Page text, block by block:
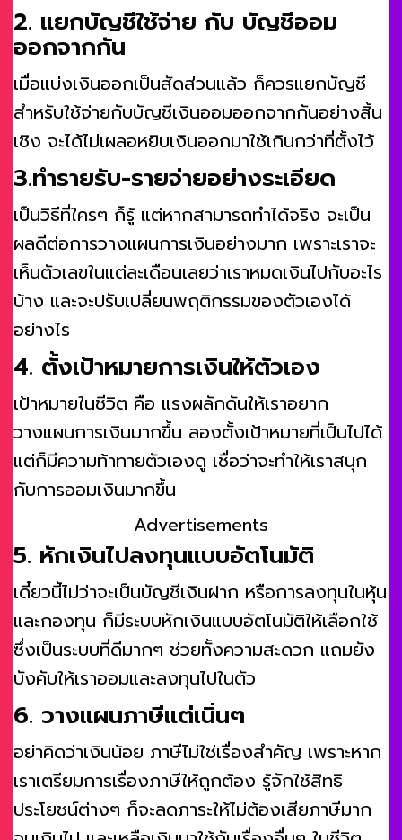
2. แยกบัญชีใช้จ่าย กับ บัญชีออม
ออกจากกัน
เมื่อแบ่งเงินออกเป็นสัดส่วนแล้ว ก็ควรแยกบัญชี
สำหรับใช้จ่ายกับบัญชีเงินออมออกจากกันอย่างสิ้น
เชิง จะได้ไม่เผลอหยิบเงินออกมาใช้เกินกว่าที่ตั้งไว้
3.ทำรายรับ-รายจ่ายอย่างระเอียด
เป็นวิธีที่ใครๆ ก็รู้ แต่หากสามารถทำได้จริง จะเป็น
ผลดีต่อการวางแผนการเงินอย่างมาก เพราะเราจะ
เห็นตัวเลขในแต่ละเดือนเลยว่าเราหมดเงินไปกับอะไร
บ้าง และจะปรับเปลี่ยนพฤติกรรมของตัวเองได้
อย่างไร
4. ตั้งเป้าหมายการเงินให้ตัวเอง
เป้าหมายในชีวิต คือ แรงผลักดันให้เราอยาก
วางแผนการเงินมากขึ้น ลองตั้งเป้าหมายที่เป็นไปได้
แต่ก็มีความท้าทายตัวเองดู เชื่อว่าจะทำให้เราสนุก
กับการออมเงินมากขึ้น
Advertisements
5. หักเงินไปลงทุนแบบอัตโนมัติ
เดี๋ยวนี้ไม่ว่าจะเป็นบัญชีเงินฝาก หรือการลงทุนในหุ้น
และกองทุน ก็มีระบบหักเงินแบบอัตโนมัติให้เลือกใช้
ซึ่งเป็นระบบที่ดีมากๆ ช่วยทั้งความสะดวก แถมยัง
บังคับให้เราออมและลงทุนไปในตัว
6. วางแผนภาษีแต่เนิ่นๆ
อย่าคิดว่าเงินน้อย ภาษีไม่ใช่เรื่องสำคัญ เพราะหาก
เราเตรียมการเรื่องภาษีให้ถูกต้อง รู้จักใช้สิทธิ
ประโยชน์ต่างๆ ก็จะลดภาระให้ไม่ต้องเสียภาษีมาก